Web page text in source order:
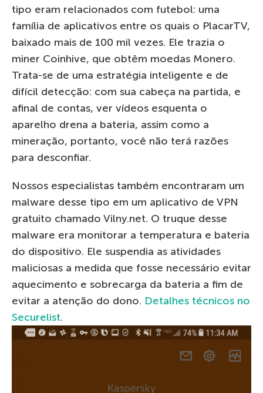
tipo eram relacionados com futebol: uma
família de aplicativos entre os quais o PlacarTV,
baixado mais de 100 mil vezes. Ele trazia o
miner Coinhive, que obtêm moedas Monero.
Trata-se de uma estratégia inteligente e de
difícil detecção: com sua cabeça na partida, e
afinal de contas, ver vídeos esquenta o
aparelho drena a bateria, assim como a
mineração, portanto, você não terá razões
para desconfiar.
Nossos especialistas também encontraram um
malware desse tipo em um aplicativo de VPN
gratuito chamado Vilny.net. O truque desse
malware era monitorar a temperatura e bateria
do dispositivo. Ele suspendia as atividades
maliciosas a medida que fosse necessário evitar
aquecimento e sobrecarga da bateria a fim de
evitar a atenção do dono. Detalhes técnicos no
Securelist.